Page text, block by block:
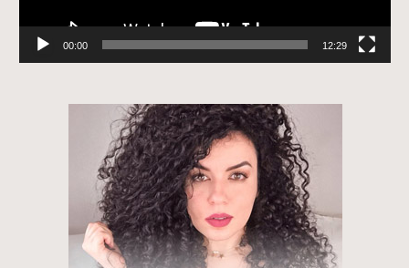
00:00 12:29